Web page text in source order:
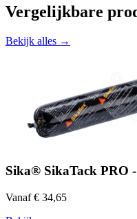
Vergelijkbare
Bekijk alles →
Sika® SikaTack PRO
Vanaf € 34,65